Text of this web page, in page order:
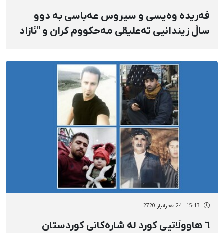
فەریدە وەیسی و سیروس عەباسی بە دوو
ساڵ زیندانیی تەعلیقی مەحکووم کران و "ئازاد
15:13 - 24 بەفرانبار 2720
٦ هاووڵاتیی کورد لە شارەکانی کوردستان